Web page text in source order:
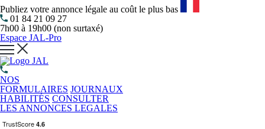
Publiez votre annonce légale au coût le plus bas
01 84 21 09 27
7h00 à 19h00 (non surtaxé)
Espace JAL-Pro
NOS
FORMULAIRES JOURNAUX
HABILITÉS CONSULTER
LES ANNONCES LEGALES